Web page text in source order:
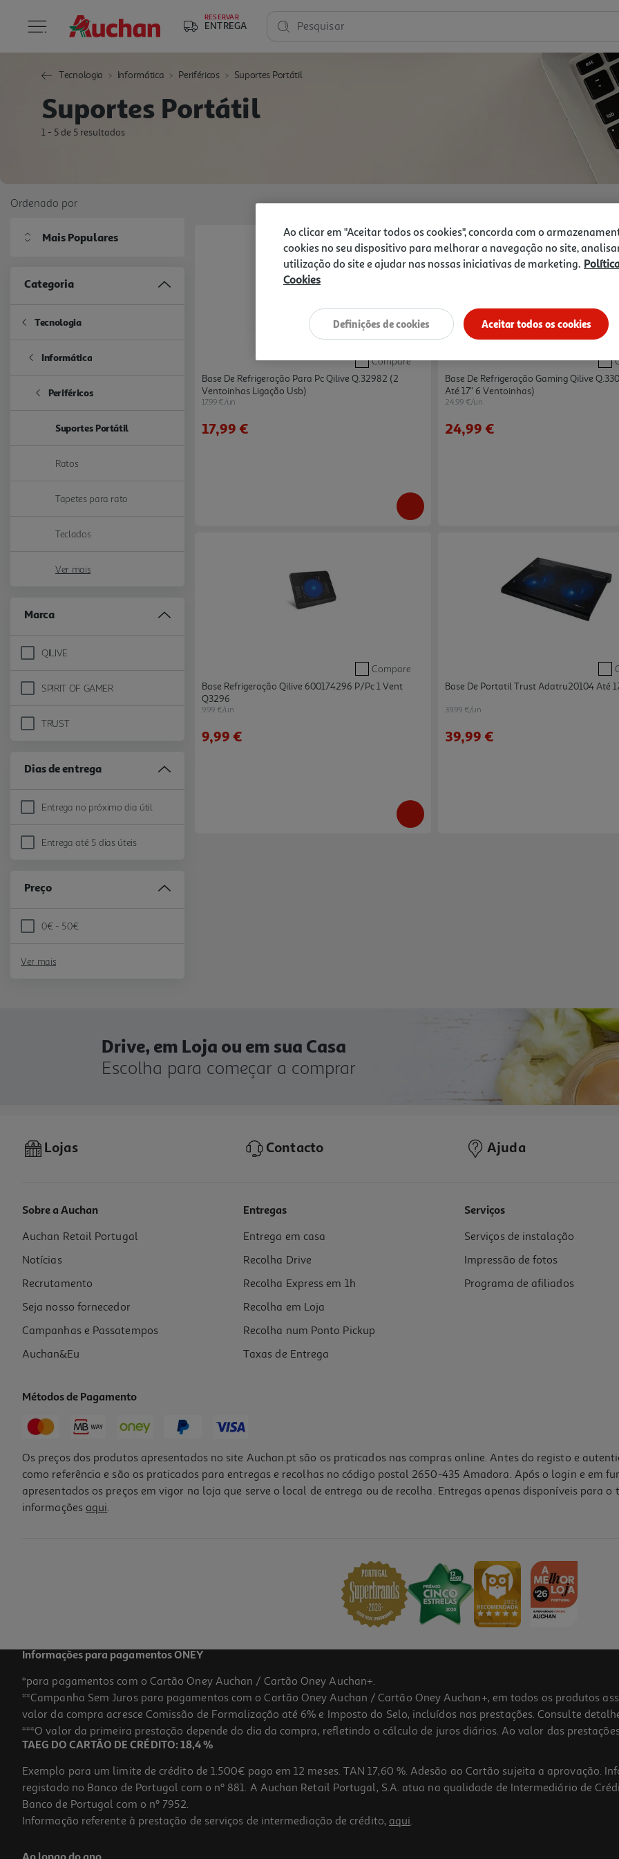
RESERVAR
ENTREGA Pesquisar
Tecnologia Informática Periféricos Suportes Portátil
Suportes Portátil
1 - 5 de 5 resultados
Ordenado por
Mais Populares
Categoria
Tecnologia
Refine by Categoria: Tecnologia
Informática
Refine by Categoria: Informática
Periféricos
Refine by Categoria: Periféricos
Suportes Portátil
selected Currently Refined by Categoria: Suportes Portátil
Ratos
Refine by Categoria: Ratos
Tapetes para rato
Refine by Categoria: Tapetes para rato
Teclados
Refine by Categoria: Teclados
Ver mais
Marca
QILIVE
Refine by Marca: QILIVE
SPIRIT OF GAMER
Refine by Marca: SPIRIT OF GAMER
TRUST
Refine by Marca: TRUST
Dias de entrega
Entrega no próximo dia útil
Refine by Dias de entrega: Entrega no próximo dia útil
Entrega até 5 dias úteis
Refine by Dias de entrega: Entrega até 5 dias úteis
Preço
0€ - 50€
Refine by Preço: 0€ - 50€
Ver mais
5.0 (3)
Compare
Base De Refrigeração Para Pc Qilive Q.32982 (2
Ventoinhas Ligação Usb)
17.99 €/un
17,99 €
Base De Refrigeração Gaming Qilive
Até 17'' 6 Ventoinhas)
24.99 €/un
24,99 €
Compare
Base Refrigeração Qilive 600174296 P/pc 1 Vent
Q3296
9.99 €/un
9,99 €
Base De Portatil Trust Adatru20104 Até
39.99 €/un
39,99 €
Drive, em Loja ou em sua Casa
Escolha para começar a comprar
Lojas Contacto Ajuda
Sobre a Auchan
Auchan Retail Portugal
Notícias
Recrutamento
Seja nosso fornecedor
Campanhas e Passatempos
Auchan&Eu
Entregas
Entrega em casa
Recolha Drive
Recolha Express em 1h
Recolha em Loja
Recolha num Ponto Pickup
Taxas de Entrega
Serviços
Serviços de instalação
Impressão de fotos
Programa de afiliados
Métodos de Pagamento
Os preços dos produtos apresentados no site Auchan.pt são os praticados nas compras online. Antes do registo e
como referência e são os praticados para entregas e recolhas no código postal 2650-435 Amadora. Após o login e em
apresentados os preços em vigor na loja que serve o local de entrega ou de recolha. Entregas apenas disponíveis para
informações aqui.
Informações para pagamentos ONEY
*para pagamentos com o Cartão Oney Auchan / Cartão Oney Auchan+.
**Campanha Sem Juros para pagamentos com o Cartão Oney Auchan / Cartão Oney Auchan+, em todos os produtos
valor da compra acresce Comissão de Formalização até 6% e Imposto do Selo, incluídos nas prestações. Consulte
***O valor da primeira prestação depende do dia da compra, refletindo o cálculo de juros diários. Ao valor das
TAEG DO CARTÃO DE CRÉDITO: 18,4 %
Exemplo para um limite de crédito de 1.500€ pago em 12 meses. TAN 17,60 %. Adesão ao Cartão sujeita a aprovação.
registado no Banco de Portugal com o nº 881. A Auchan Retail Portugal, S.A. atua na qualidade de Intermediário de
Banco de Portugal com o nº 7952.
Informação referente à prestação de serviços de intermediação de crédito, aqui.
Ao clicar em "Aceitar todos os cookies", concorda com o
cookies no seu dispositivo para melhorar a navegação no site,
utilização do site e ajudar nas nossas iniciativas de marketing.
Cookies
Aceitar todos os cookies
Definições de cookies